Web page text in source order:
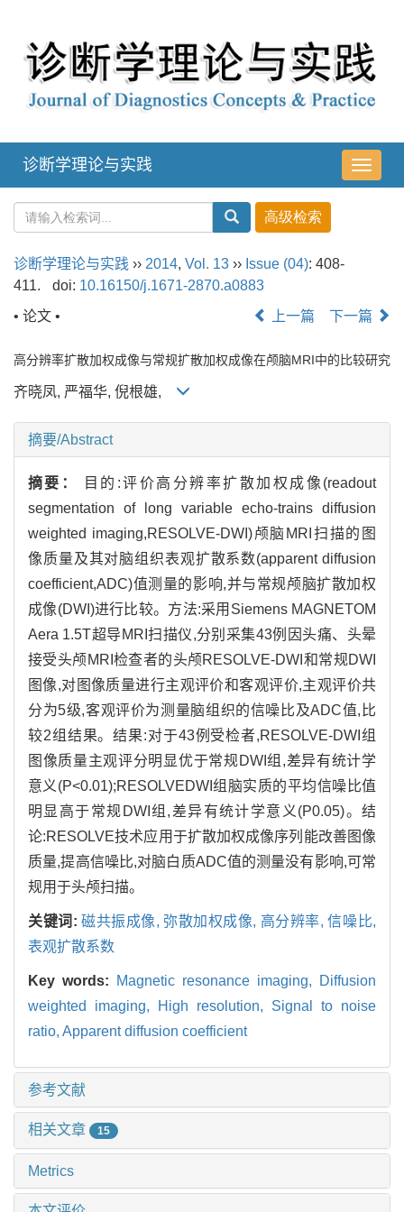
导
航
诊断学理论与实践
诊断学理论与实践 ›› 2014, Vol. 13 ›› Issue (04): 408-
411.
doi: 10.16150/j.1671-2870.a0883
• 论文 •
上一篇 下一篇
高分辨率扩散加权成像与常规扩散加权成像在颅脑MRI中的比较研究
齐晓凤, 严福华, 倪根雄,
摘要/Abstract
摘要：
目的:评价高分辨率扩散加权成像(readout
segmentation of long variable echo-trains diffusion
weighted imaging,RESOLVE-DWI)颅脑MRI扫描的图
像质量及其对脑组织表观扩散系数(apparent diffusion
coefficient,ADC)值测量的影响,并与常规颅脑扩散加权
成像(DWI)进行比较。方法:采用Siemens MAGNETOM
Aera 1.5T超导MRI扫描仪,分别采集43例因头痛、头晕
接受头颅MRI检查者的头颅RESOLVE-DWI和常规DWI
图像,对图像质量进行主观评价和客观评价,主观评价共
分为5级,客观评价为测量脑组织的信噪比及ADC值,比
较2组结果。结果:对于43例受检者,RESOLVE-DWI组
图像质量主观评分明显优于常规DWI组,差异有统计学
意义(P<0.01);RESOLVEDWI组脑实质的平均信噪比值
明显高于常规DWI组,差异有统计学意义(P0.05)。结
论:RESOLVE技术应用于扩散加权成像序列能改善图像
质量,提高信噪比,对脑白质ADC值的测量没有影响,可常
规用于头颅扫描。
关键词:磁共振成像, 弥散加权成像, 高分辨率,信噪比,
表观扩散系数
Key words: Magnetic resonance imaging,
Diffusion
weighted imaging,
High resolution, Signal to noise
ratio, Apparent diffusion coefficient
参考文献
相关文章 15
Metrics